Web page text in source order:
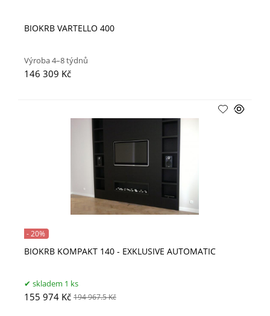
BIOKRB VARTELLO 400
Výroba 4–8 týdnů
146 309 Kč
BIOKRB KOMPAKT 140 - EXKLUSIVE AUTOMATIC
- 20%
skladem 1 ks
155 974 Kč 194 967.5 Kč